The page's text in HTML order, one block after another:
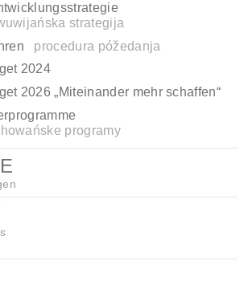
strategija
procedura póžedanja
2024
2026 „Miteinander mehr schaffen“
programy